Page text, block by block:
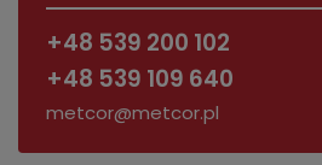
+48 539 200 102
+48 539 109 640
metcor@metcor.pl